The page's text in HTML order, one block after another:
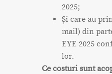
2025;
Și care au
mail) din
EYE 2025
lor.
Ce costuri sunt